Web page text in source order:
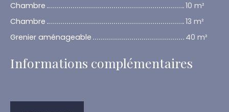
Chambre
10 m²
Chambre
13 m²
Grenier aménageable
40 m²
Informations complémentaires